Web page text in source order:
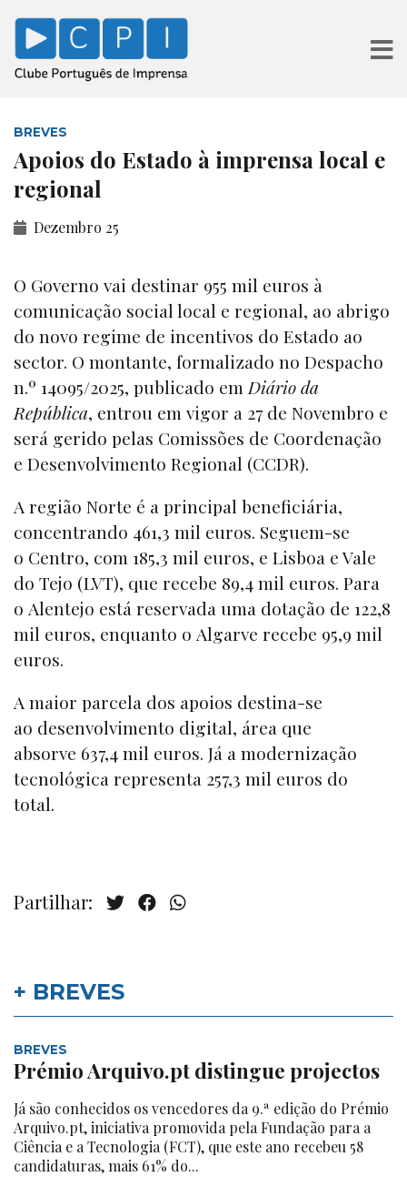
BREVES
Apoios do Estado à imprensa local e
regional
Dezembro 25
O Governo vai destinar 955 mil euros à
comunicação social local e regional, ao abrigo
do novo regime de incentivos do Estado ao
sector. O montante, formalizado no Despacho
n.º 14095/2025, publicado em Diário da
República, entrou em vigor a 27 de Novembro e
será gerido pelas Comissões de Coordenação
e Desenvolvimento Regional (CCDR).
A região Norte é a principal beneficiária,
concentrando 461,3 mil euros. Seguem-se
o Centro, com 185,3 mil euros, e Lisboa e Vale
do Tejo (LVT), que recebe 89,4 mil euros. Para
o Alentejo está reservada uma dotação de 122,8
mil euros, enquanto o Algarve recebe 95,9 mil
euros.
A maior parcela dos apoios destina-se
ao desenvolvimento digital, área que
absorve 637,4 mil euros. Já a modernização
tecnológica representa 257,3 mil euros do
total.
Partilhar:
+ BREVES
BREVES
Prémio Arquivo.pt distingue projectos
Já são conhecidos os vencedores da 9.ª edição do Prémio
Arquivo.pt, iniciativa promovida pela Fundação para a
Ciência e a Tecnologia (FCT), que este ano recebeu 58
candidaturas, mais 61% do...